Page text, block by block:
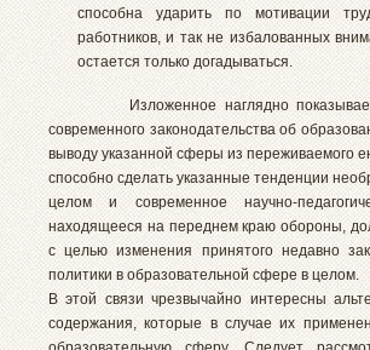
способна ударить по мотивации
работников, и так не избалованных
остается только догадываться.
Изложенное наглядно показывает,
современного законодательства об
выводу указанной сферы из переживаемого
способно сделать указанные тенденции
целом и современное научно-
находящееся на переднем краю обороны,
с целью изменения принятого недавно
политики в образовательной сфере в целом.
В этой связи чрезвычайно интересны
содержания, которые в случае их